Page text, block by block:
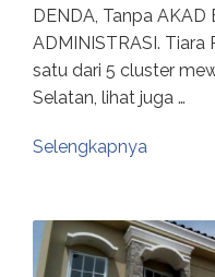
DENDA, Tanpa
ADMINISTRASI. Tiara
satu dari 5 cluster
Selatan, lihat juga …
Selengkapnya